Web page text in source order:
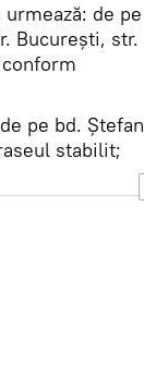
de pe
București, str.
pe bd. Ștefan
stabilit;